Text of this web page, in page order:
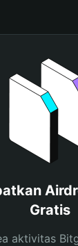
Gratis
aktivitas